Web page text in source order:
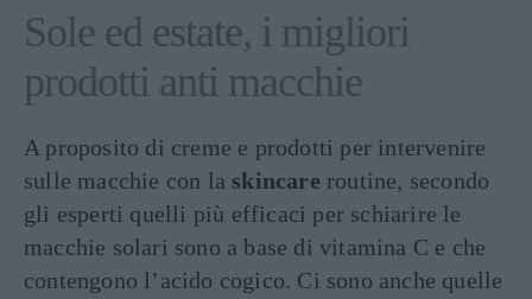
Sole ed estate, i migliori
prodotti anti macchie
A proposito di creme e prodotti per intervenire
sulle macchie con la skincare routine, secondo
gli esperti quelli più efficaci per schiarire le
macchie solari sono a base di vitamina C e che
contengono l’acido cogico. Ci sono anche quelle